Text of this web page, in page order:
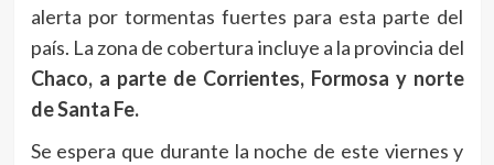
alerta por tormentas fuertes para esta parte del
país. La zona de cobertura incluye a la provincia del
Chaco, a parte de Corrientes, Formosa y norte
de Santa Fe.
Se espera que durante la noche de este viernes y